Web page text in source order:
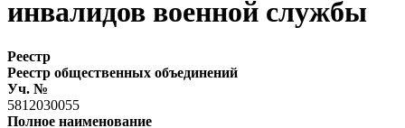
инвалидов военной службы
Реестр
Реестр общественных объединений
Уч. №
5812030055
Полное наименование